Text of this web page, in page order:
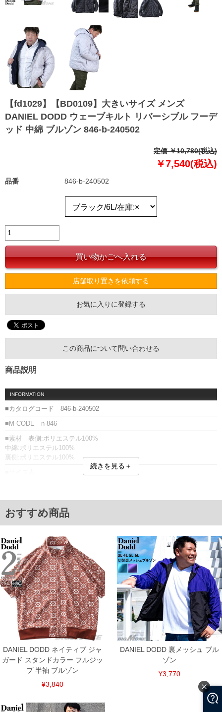
【fd1029】【BD0109】大きいサイズ メンズ
DANIEL DODD ウェーブキルト リバーシブル フーデ
ッド 中綿 ブルゾン 846-b-240502
定価 ￥10,780(税込)
￥7,540(税込)
品番 846-b-240502
店舗取り置きを依頼する
お気に入りに登録する
この商品について問い合わせる
商品説明
INFORMATION
■カタログコード 846-b-240502
■M-CODE n-846
■素材 表側:ポリエステル100%
中綿:ポリエステル100%
裏側:ポリエステル100%
4L/60/68/156/80
5L/62/69/166/82
6L/64/70/176/84
単位はcm
※【返品交換について】
返品交換希望の方は、商品到着後1週間以内にご連絡ください。
下着(肌着)やワイシャツは商品の性質上、返品交換不可とさせて頂いております。予め
ご了承くださいませ。
※【ボトムの裾上げをご希望の場合】
裾上げ料金は500円+税となります。
備考欄に股下●cmとご記入下さい。（裾上げ無料対象商品は1本につき税込6,000円以
上の品が対象。1本5,999円以下の商品は有料（500円+税）となります。）
出荷まで約1週間～20日間程お時間を頂く場合がございます。
尚、裾上げした商品は返品・交換不可となりますので、予めご了承下さい。
一部、お直しに対応出来ない商品がございます。(例：裾にファスナーや調節ひもが付
いている、極端なデザインが施されている等)
※商品によって若干のサイズの誤差がございます。また、お客様がご使用の環境（コ
ンピュータ画面）によって、商品の色味が若干異なる場合がございます。予めご了承
ください。
※当店での掲載商品は、実店鋪と在庫を共用しておりますので店頭での売り違い、店
舗からのお取り寄せ等により、お客様にご迷惑をお掛けしてしまう場合がございま
す。そのようなことがない様最大限に努めておりますが、もしあった場合速やかにご
連絡させて頂きますので予めご了承ください。
続きを見る＋
おすすめ商品
DANIEL DODD ネイティブ ジャ
ガード スタンドカラー フルジッ
プ 半袖 ブルゾン
¥3,840
DANIEL DODD 裏メッシュ ブル
ゾン
¥3,770